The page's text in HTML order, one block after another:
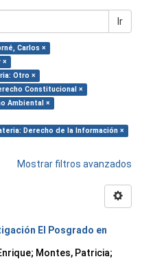
Ir
Carlos ×
×
Otro ×
Constitucional ×
Ambiental ×
Derecho de la Información ×
Mostrar filtros avanzados
El Posgrado en
; Montes, Patricia;